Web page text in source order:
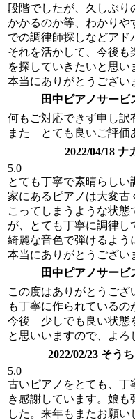
段階でしたが、久しぶり
かかるのか等、わかりや
での調律師探しなどアド
それを活かして、今後も
を探していきたいと思い
本当にありがとうござい
田中ピアノサービ
何もご対応できず申し訳
また とても良いご評価
2022/04/18
5.0
とても丁寧で素晴らしい
家にあるピアノは大変古
こってしまうような状態
が、とても丁寧に調律し
綺麗な音色で弾けるよう
本当にありがとうござい
田中ピアノサービ
この度はありがとうご
も丁寧に作られているの
今後 少しでも良い状態
と思いいますので、よろ
2022/02/23 そう
5.0
古いピアノをとても、丁
き感謝しています。娘も
した。来年もまたお願い